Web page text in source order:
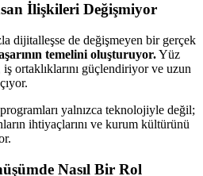
İlişkileri Değişmiyor
dijitalleşse de değişmeyen bir gerçek
temelini oluşturuyor.Yüz
ortaklıklarını güçlendiriyor ve uzun
yalnızca teknolojiyle değil;
ihtiyaçlarını ve kurum kültürünü
Nasıl Bir Rol